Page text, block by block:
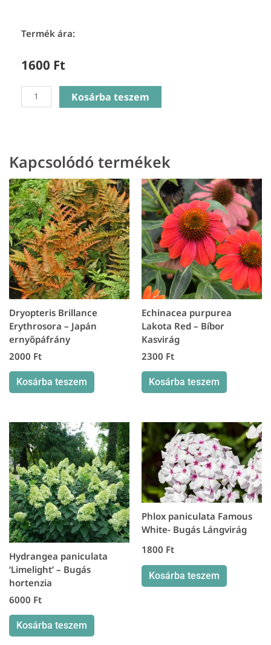
Termék ára:
1600 Ft
Oenothera
macrocarpa
mennyiség
Kosárba teszem
Kapcsolódó termékek
Dryopteris Brillance
Erythrosora – Japán
ernyőpáfrány
2000 Ft
Kosárba teszem
Echinacea purpurea
Lakota Red – Bíbor
Kasvirág
2300 Ft
Kosárba teszem
Hydrangea paniculata
‘Limelight’ – Bugás
hortenzia
6000 Ft
Kosárba teszem
Phlox paniculata Famous
White- Bugás Lángvirág
1800 Ft
Kosárba teszem